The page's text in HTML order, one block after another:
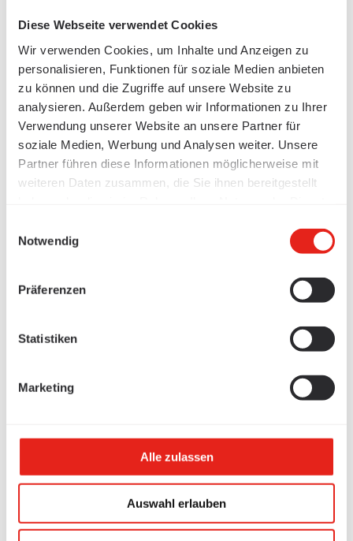
Diese Webseite verwendet Cookies
Wir verwenden Cookies, um Inhalte und Anzeigen zu
personalisieren, Funktionen für soziale Medien anbieten
zu können und die Zugriffe auf unsere Website zu
analysieren. Außerdem geben wir Informationen zu Ihrer
Verwendung unserer Website an unsere Partner für
soziale Medien, Werbung und Analysen weiter. Unsere
Partner führen diese Informationen möglicherweise mit
weiteren Daten zusammen, die Sie ihnen bereitgestellt
Notwendig
Präferenzen
Statistiken
Marketing
Alle zulassen
Auswahl erlauben